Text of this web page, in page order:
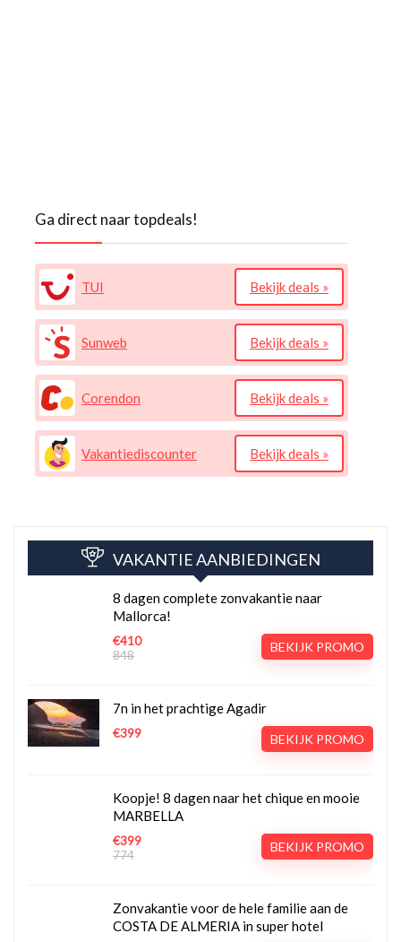
Ga direct naar topdeals!
TUI Bekijk deals »
Sunweb Bekijk deals »
Corendon Bekijk deals »
Vakantiediscounter Bekijk deals »
VAKANTIE AANBIEDINGEN
8 dagen complete zonvakantie naar
Mallorca!
€410
848
BEKIJK PROMO
7n in het prachtige Agadir
€399 BEKIJK PROMO
Koopje! 8 dagen naar het chique en mooie
MARBELLA
€399
774
BEKIJK PROMO
Zonvakantie voor de hele familie aan de
COSTA DE ALMERIA in super hotel